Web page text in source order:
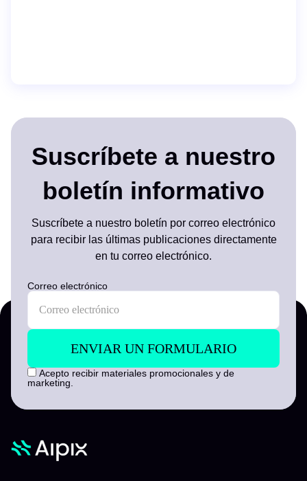
Suscríbete a nuestro
boletín informativo
Suscríbete a nuestro boletín por correo electrónico
para recibir las últimas publicaciones directamente
en tu correo electrónico.
Correo electrónico
Acepto recibir materiales promocionales y de
marketing.